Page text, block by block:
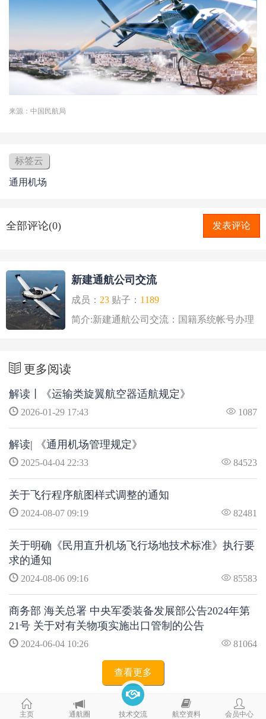
来源：中国民航局
标签云
通用机场
全部评论(0) 发表评论
新建通航公司交流
成员： 23 贴子： 1189
简介:新建通航公司交流：国籍系统帐号办理
更多阅读
解读丨《运输类旋翼航空器适航规定》
2026-01-29 17:43 1087
解读| 《通用机场管理规定》
2025-04-04 22:33 84523
关于飞行程序航图样式调整的通知
2024-08-07 09:19 82481
关于明确《民用直升机场飞行场地技术标准》执行要
求的通知
2024-08-06 09:16 85583
商务部 海关总署 中央军委装备发展部公告2024年第
21号 关于对有关物项实施出口管制的公告
2024-06-04 10:26 81064
查看更多
主页 通航圈 技术交流 航空资料 会员中心